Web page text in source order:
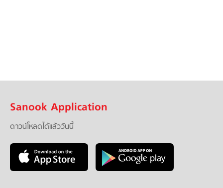
Sanook Application
ดาวน์โหลดได้แล้ววันนี้